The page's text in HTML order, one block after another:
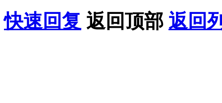
快速回复 返回顶部 返回